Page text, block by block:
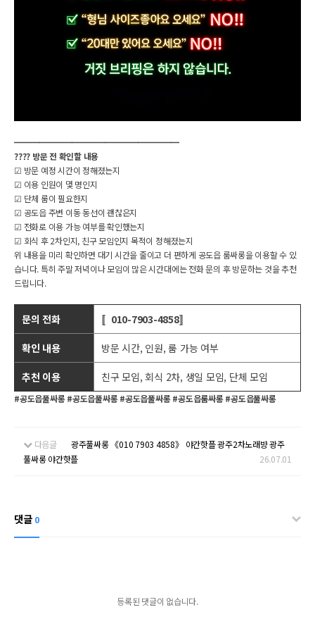
━━━━━━━━━━━━━━━━━━━━
???? 방문 전 확인할 내용
☑ 방문 예정 시간이 정해졌는지
☑ 이용 인원이 몇 명인지
☑ 단체 룸이 필요한지
☑ 공도읍 주변 이동 동선이 괜찮은지
☑ 전화로 이용 가능 여부를 확인했는지
☑ 회식 후 2차인지, 친구 모임인지 목적이 정해졌는지
위 내용을 미리 확인하면 대기 시간을 줄이고 더 편하게 공도읍 룸싸롱을 이용할 수 있
습니다. 특히 주말 저녁이나 모임이 많은 시간대에는 전화 문의 후 방문하는 것을 추천
드립니다.
문의 전화 〚010-7903-4858〛
확인 내용 방문 시간, 인원, 룸 가능 여부
추천 이용 친구 모임, 회식 2차, 생일 모임, 단체 모임
#공도읍풀싸롱 #공도읍풀싸롱 #공도읍풀싸롱 #공도읍룸싸롱 #공도읍풀싸롱
다음글
광주풀싸롱 《010 7903 4858》 야간핫플 광주2차노래뱡 광주
풀싸롱 야간핫플
26.07.01
댓글 0
등록된 댓글이 없습니다.